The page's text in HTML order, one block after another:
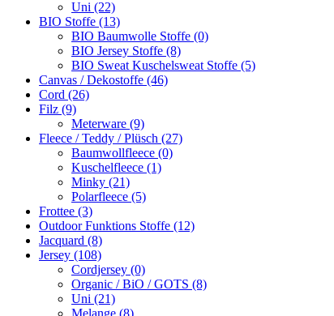
Uni (22)
BIO Stoffe (13)
BIO Baumwolle Stoffe (0)
BIO Jersey Stoffe (8)
BIO Sweat Kuschelsweat Stoffe (5)
Canvas / Dekostoffe (46)
Cord (26)
Filz (9)
Meterware (9)
Fleece / Teddy / Plüsch (27)
Baumwollfleece (0)
Kuschelfleece (1)
Minky (21)
Polarfleece (5)
Frottee (3)
Outdoor Funktions Stoffe (12)
Jacquard (8)
Jersey (108)
Cordjersey (0)
Organic / BiO / GOTS (8)
Uni (21)
Melange (8)